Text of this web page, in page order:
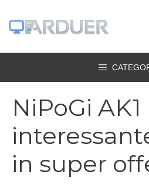
NiPoGi
in super